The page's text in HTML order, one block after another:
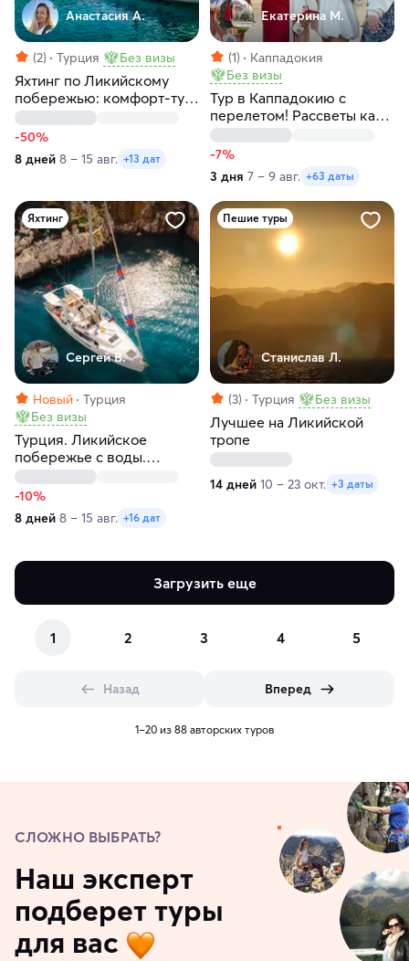
Анастасия А.
(2) Турция Без визы
Яхтинг по Ликийскому
побережью: комфорт-тур
по голубым лагунам
Турции
-50%
8 дней 8 – 15 авг. +13 дат
Екатерина М.
(1)
Каппадокия
Без визы
Тур в Каппадокию с
перелетом! Рассветы как
в кино! Любые даты
-7%
3 дня 7 – 9 авг. +63 даты
Яхтинг
Сергей В.
Новый
Турция
Без визы
Турция. Ликийское
побережье с воды.
Яхтенный круиз
-10%
8 дней 8 – 15 авг. +16 дат
Пешие туры
Станислав Л.
(3) Турция Без визы
Лучшее на Ликийской
тропе
14 дней 10 – 23 окт. +3 даты
Загрузить еще
1 2 3 4 5
Назад Вперед
1–20 из 88 авторских туров
СЛОЖНО ВЫБРАТЬ?
Наш эксперт
подберет туры
для вас